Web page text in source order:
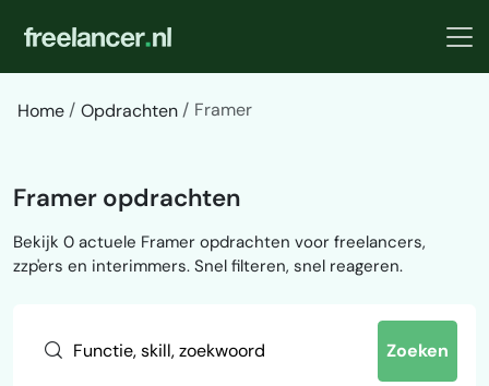
Home Opdrachten Framer
Framer opdrachten
Bekijk 0 actuele Framer opdrachten voor freelancers,
zzp'ers en interimmers. Snel filteren, snel reageren.
Zoeken